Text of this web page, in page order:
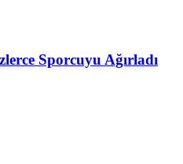
Sporcuyu Ağırladı